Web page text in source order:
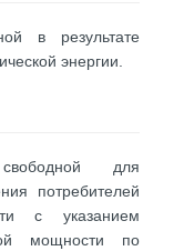
в результате
энергии.
для
потребителей
с указанием
мощности по